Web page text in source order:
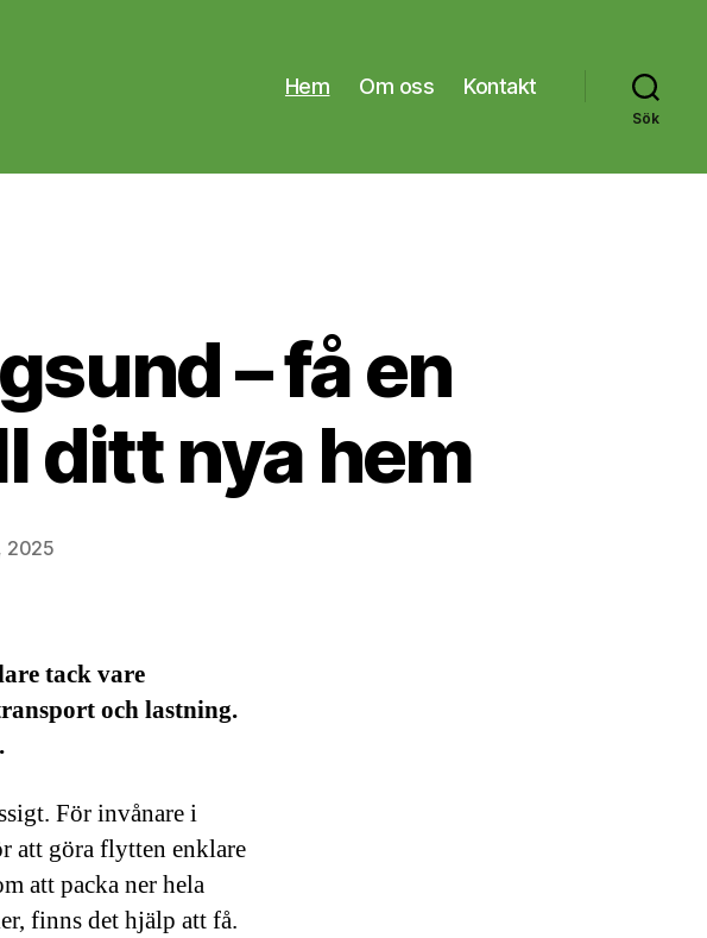
Hem Om oss Kontakt
Sök
– få en
ditt nya hem
2025
tack vare
och lastning.
För invånare i
att göra flytten enklare
att packa ner hela
finns det hjälp att få.